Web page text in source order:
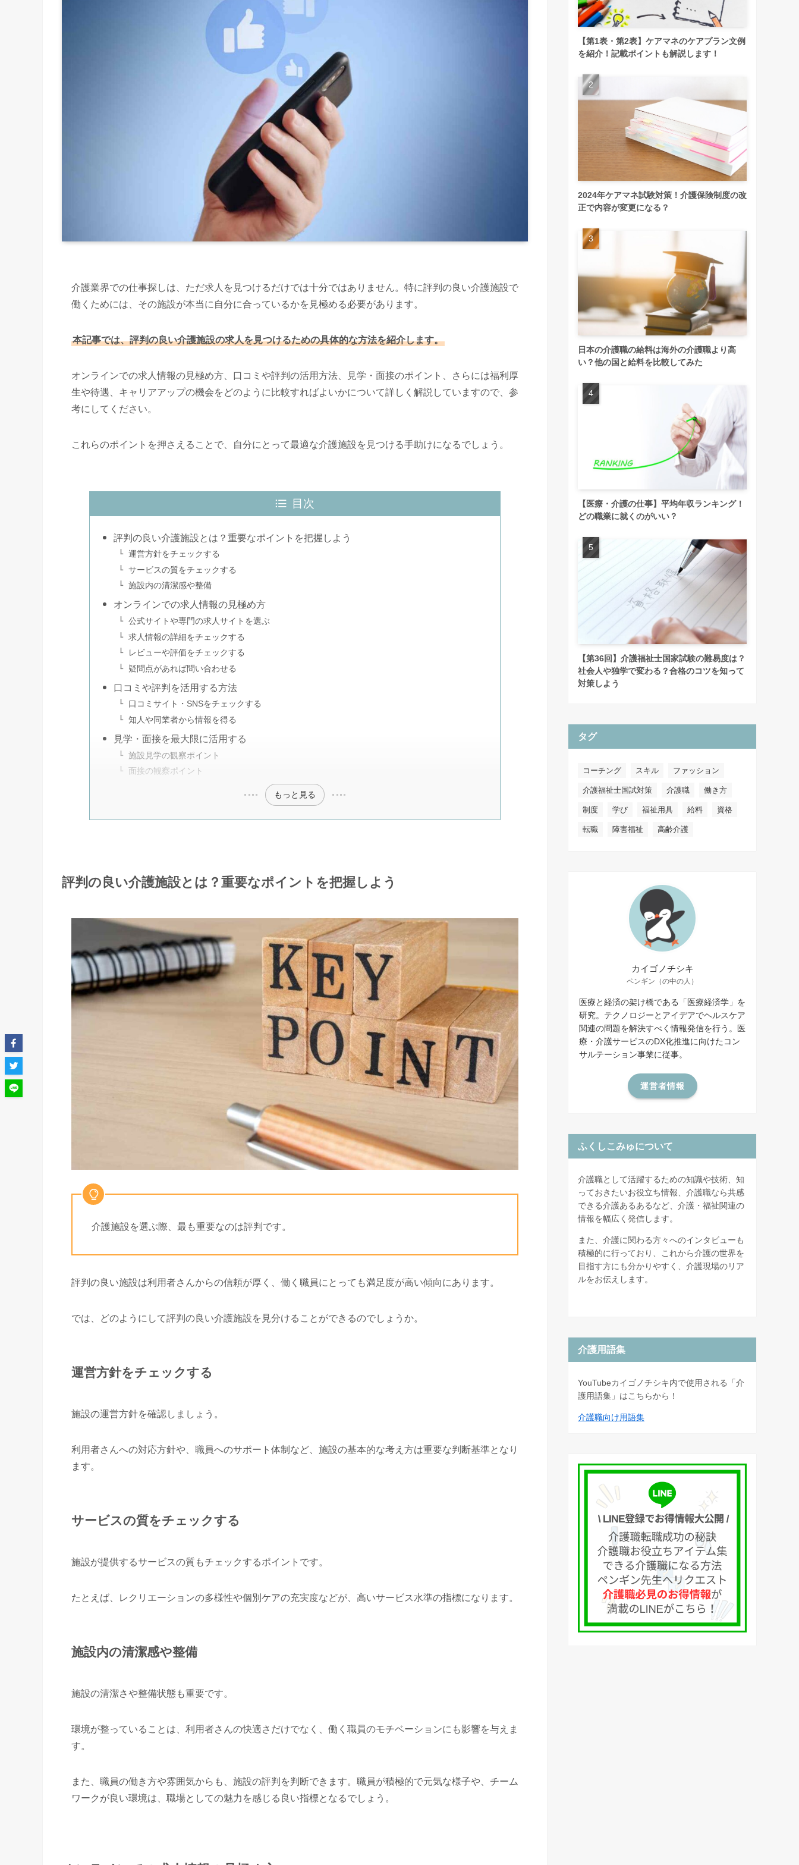
介護業界での仕事探しは、ただ求人を見つけるだけでは十分ではありません。特に評判の良い介護施設で
働くためには、その施設が本当に自分に合っているかを見極める必要があります。
本記事では、評判の良い介護施設の求人を見つけるための具体的な方法を紹介します。
オンラインでの求人情報の見極め方、口コミや評判の活用方法、見学・面接のポイント、さらには福利厚
生や待遇、キャリアアップの機会をどのように比較すればよいかについて詳しく解説していますので、参
考にしてください。
これらのポイントを押さえることで、自分にとって最適な介護施設を見つける手助けになるでしょう。
目次
評判の良い介護施設とは？重要なポイントを把握しよう
運営方針をチェックする
サービスの質をチェックする
施設内の清潔感や整備
オンラインでの求人情報の見極め方
公式サイトや専門の求人サイトを選ぶ
求人情報の詳細をチェックする
レビューや評価をチェックする
疑問点があれば問い合わせる
口コミや評判を活用する方法
口コミサイト・SNSをチェックする
知人や同業者から情報を得る
見学・面接を最大限に活用する
施設見学の観察ポイント
面接の観察ポイント
もっと見る
評判の良い介護施設とは？重要なポイントを把握しよう
介護施設を選ぶ際、最も重要なのは評判です。
評判の良い施設は利用者さんからの信頼が厚く、働く職員にとっても満足度が高い傾向にあります。
では、どのようにして評判の良い介護施設を見分けることができるのでしょうか。
運営方針をチェックする
施設の運営方針を確認しましょう。
利用者さんへの対応方針や、職員へのサポート体制など、施設の基本的な考え方は重要な判断基準となり
ます。
サービスの質をチェックする
施設が提供するサービスの質もチェックするポイントです。
たとえば、レクリエーションの多様性や個別ケアの充実度などが、高いサービス水準の指標になります。
施設内の清潔感や整備
施設の清潔さや整備状態も重要です。
環境が整っていることは、利用者さんの快適さだけでなく、働く職員のモチベーションにも影響を与えま
す。
また、職員の働き方や雰囲気からも、施設の評判を判断できます。職員が積極的で元気な様子や、チーム
ワークが良い環境は、職場としての魅力を感じる良い指標となるでしょう。
【第1表・第2表】ケアマネのケアプラン文例
を紹介！記載ポイントも解説します！
2024年ケアマネ試験対策！介護保険制度の改
正で内容が変更になる？
日本の介護職の給料は海外の介護職より高
い？他の国と給料を比較してみた
【医療・介護の仕事】平均年収ランキング！
どの職業に就くのがいい？
【第36回】介護福祉士国家試験の難易度は？
社会人や独学で変わる？合格のコツを知って
対策しよう
タグ
コーチング スキル ファッション
介護福祉士国試対策 介護職 働き方
制度 学び 福祉用具 給料 資格
転職 障害福祉 高齢介護
カイゴノチシキ
ペンギン（の中の人）
医療と経済の架け橋である「医療経済学」を
研究。テクノロジーとアイデアでヘルスケア
関連の問題を解決すべく情報発信を行う。医
療・介護サービスのDX化推進に向けたコン
サルテーション事業に従事。
運営者情報
ふくしこみゅについて
介護職として活躍するための知識や技術、知
っておきたいお役立ち情報、介護職なら共感
できる介護あるあるなど、介護・福祉関連の
情報を幅広く発信します。
また、介護に関わる方々へのインタビューも
積極的に行っており、これから介護の世界を
目指す方にも分かりやすく、介護現場のリア
ルをお伝えします。
介護用語集
YouTubeカイゴノチシキ内で使用される「介
護用語集」はこちらから！
介護職向け用語集